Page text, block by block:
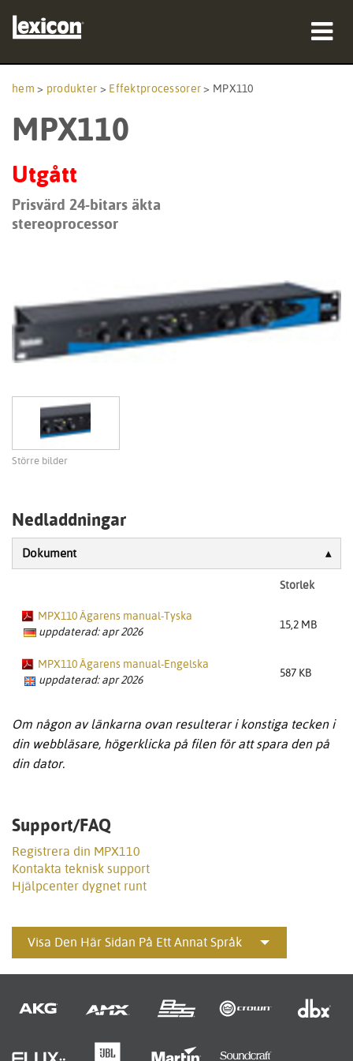
produkter
var man kan köpa
Fallstudier
utbildning
Språk/Region
hem > produkter > Effektprocessorer> MPX110
MPX110
Utgått
Prisvärd 24-bitars äkta
stereoprocessor
Större bilder
Nedladdningar
Dokument
Storlek
MPX110 Ägarens manual-Tyska
uppdaterad: apr 2026
15,2 MB
MPX110 Ägarens manual-Engelska
uppdaterad: apr 2026
587 KB
Om någon av länkarna ovan resulterar i konstiga tecken i
din webbläsare, högerklicka på filen för att spara den på
din dator.
Support/FAQ
Registrera din MPX110
Kontakta teknisk support
Hjälpcenter dygnet runt
Visa Den Här Sidan På Ett Annat Språk